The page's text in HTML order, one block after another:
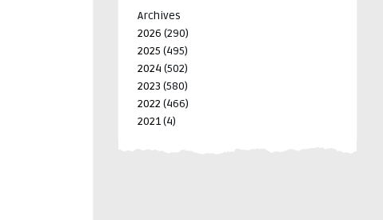
Archives
2026 (290)
2025 (495)
2024 (502)
2023 (580)
2022 (466)
2021(4)